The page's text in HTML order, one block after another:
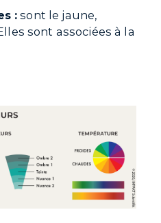
: sont le jaune,
sont associées à la